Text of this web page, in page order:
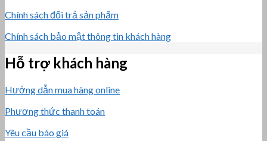
Chính sách đổi trả sản phẩm
Chính sách bảo mật thông tin khách hàng
Hỗ trợ khách hàng
Hướng dẫn mua hàng online
Phương thức thanh toán
Yêu cầu báo giá